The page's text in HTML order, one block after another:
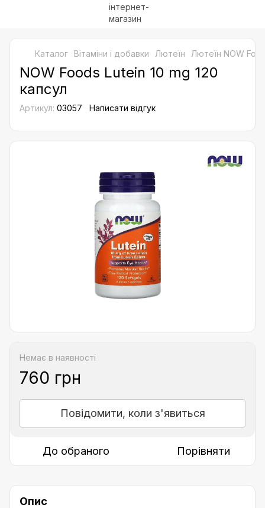
Каталог Bітаміни і добавки Лютеїн Лютеїн NOW
NOW Foods Lutein 10 mg 120
капсул
Артикул: 03057 Написати відгук
Немає в наявності
760 грн
Повідомити, коли з'явиться
До обраного Порівняти
Опис